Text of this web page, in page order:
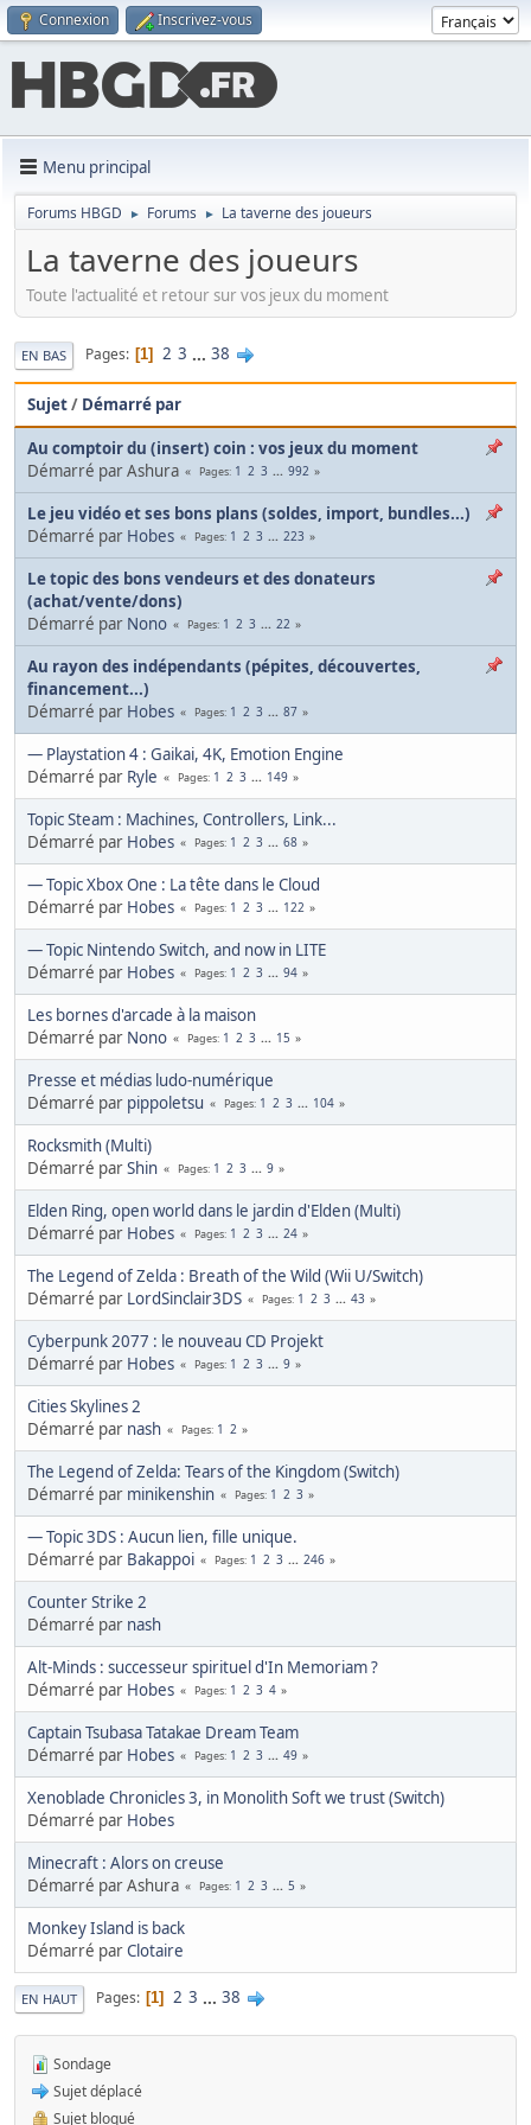
Connexion Inscrivez-vous
Menu principal
Forums HBGD ► Forums ► La taverne des joueurs
La taverne des joueurs
Toute l'actualité et retour sur vos jeux du moment
EN BAS Pages 1 2 3 ... 38
Sujet/ Démarré par
Au comptoir du (insert) coin : vos jeux du moment
Démarré par Ashura
Pages 1 2 3 ... 992
Le jeu vidéo et ses bons plans (soldes, import, bundles...)
Démarré par Hobes Pages 1 2 3 ... 223
Le topic des bons vendeurs et des donateurs
(achat/vente/dons)
Démarré par Nono Pages 1 2 3 ... 22
Au rayon des indépendants (pépites, découvertes,
financement...)
Démarré par Hobes Pages 1 2 3 ... 87
— Playstation 4 : Gaikai, 4K, Emotion Engine
Démarré par Ryle Pages 1 2 3 ... 149
Topic Steam : Machines, Controllers, Link...
Démarré par Hobes Pages 1 2 3 ... 68
— Topic Xbox One : La tête dans le Cloud
Démarré par Hobes Pages 1 2 3 ... 122
— Topic Nintendo Switch, and now in LITE
Démarré par Hobes Pages 1 2 3 ... 94
Les bornes d'arcade à la maison
Démarré par Nono Pages 1 2 3 ... 15
Presse et médias ludo-numérique
Démarré par pippoletsu Pages 1 2 3 ... 104
Rocksmith (Multi)
Démarré parShin Pages 1 2 3 ... 9
Elden Ring, open world dans le jardin d'Elden (Multi)
Démarré par Hobes Pages 1 2 3 ... 24
The Legend of Zelda : Breath of the Wild (Wii U/Switch)
Démarré par LordSinclair3DS Pages 1 2 3 ... 43
Cyberpunk 2077 : le nouveau CD Projekt
Démarré par Hobes Pages 1 2 3 ... 9
Cities Skylines 2
Démarré par nash Pages 1 2
The Legend of Zelda: Tears of the Kingdom (Switch)
Démarré par minikenshin Pages 1 2 3
— Topic 3DS : Aucun lien, fille unique.
Démarré par Bakappoi Pages 1 2 3 ... 246
Counter Strike 2
Démarré par nash
Alt-Minds : successeur spirituel d'In Memoriam ?
Démarré par Hobes Pages 1 2 3 4
Captain Tsubasa Tatakae Dream Team
Démarré par Hobes Pages 1 2 3 ... 49
Xenoblade Chronicles 3, in Monolith Soft we trust (Switch)
Démarré par Hobes
Minecraft : Alors on creuse
Démarré par Ashura
Pages 1 2 3 ... 5
Monkey Island is back
Démarré parClotaire
EN HAUT Pages 1 2 3 ... 38
Sondage
Sujet déplacé
Sujet bloqué